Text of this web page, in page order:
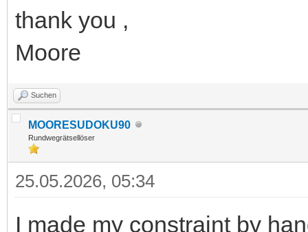
thank you ,
Moore
Suchen
MOORESUDOKU90
Rundwegrätsellöser
25.05.2026, 05:34
I made my constraint by